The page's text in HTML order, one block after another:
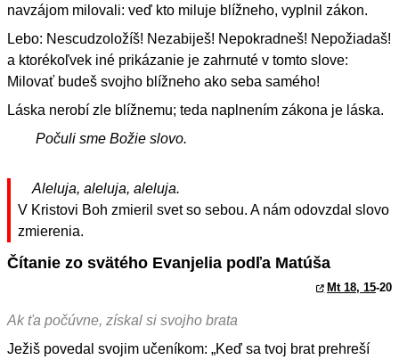
navzájom milovali: veď kto miluje blížneho, vyplnil zákon.
Lebo: Nescudzoložíš! Nezabiješ! Nepokradneš! Nepožiadaš!
a ktorékoľvek iné prikázanie je zahrnuté v tomto slove:
Milovať budeš svojho blížneho ako seba samého!
Láska nerobí zle blížnemu; teda naplnením zákona je láska.
Počuli sme Božie slovo.
Aleluja, aleluja, aleluja.
V Kristovi Boh zmieril svet so sebou. A nám odovzdal slovo
zmierenia.
Čítanie zo svätého Evanjelia podľa Matúša
Mt 18, 15-20
Ak ťa počúvne, získal si svojho brata
Ježiš povedal svojim učeníkom: „Keď sa tvoj brat prehreší